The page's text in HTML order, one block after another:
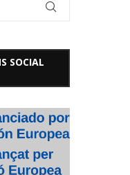
SOCIAL